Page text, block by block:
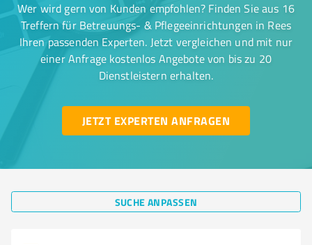
Wer wird gern von Kunden empfohlen? Finden Sie aus 16
Treffern für Betreuungs- & Pflegeeinrichtungen in Rees
Ihren passenden Experten. Jetzt vergleichen und mit nur
einer Anfrage kostenlos Angebote von bis zu 20
Dienstleistern erhalten.
JETZT EXPERTEN ANFRAGEN
SUCHE ANPASSEN